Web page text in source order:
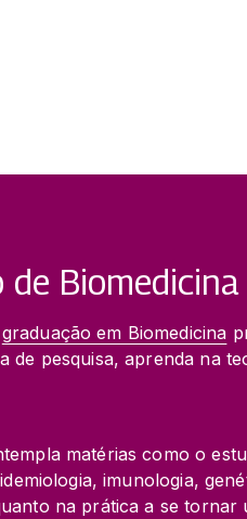
Biomedicina
graduação em Biomedicina
de pesquisa, aprenda na
matérias como o
imunologia,
na prática a se